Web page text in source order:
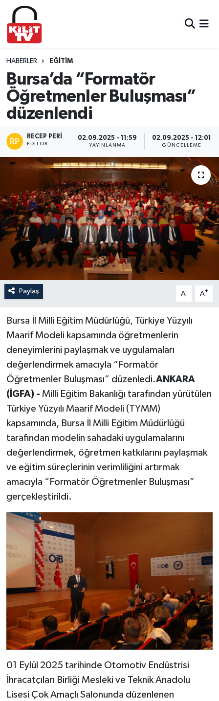
HABERLER EĞITIM
Bursa’da “Formatör
Öğretmenler Buluşması”
düzenlendi
RECEP PERI
EDITÖR
02.09.2025 - 11:59
YAYINLANMA
02.09.2025 - 12:01
GÜNCELLEME
Paylaş A- A+
Bursa İl Milli Eğitim Müdürlüğü, Türkiye Yüzyılı
Maarif Modeli kapsamında öğretmenlerin
deneyimlerini paylaşmak ve uygulamaları
değerlendirmek amacıyla “Formatör
Öğretmenler Buluşması” düzenledi.ANKARA
(İGFA) - Milli Eğitim Bakanlığı tarafından yürütülen
Türkiye Yüzyılı Maarif Modeli (TYMM)
kapsamında, Bursa İl Milli Eğitim Müdürlüğü
tarafından modelin sahadaki uygulamalarını
değerlendirmek, öğretmen katkılarını paylaşmak
ve eğitim süreçlerinin verimliliğini artırmak
amacıyla “Formatör Öğretmenler Buluşması”
gerçekleştirildi.
01 Eylül 2025 tarihinde Otomotiv Endüstrisi
İhracatçıları Birliği Mesleki ve Teknik Anadolu
Lisesi Çok Amaçlı Salonunda düzenlenen
Hava Durumu
Trafik Durumu
Süper Lig Puan Durumu ve Fikstür
Tüm Manşetler
Son Dakika Haberleri
Haber Arşivi